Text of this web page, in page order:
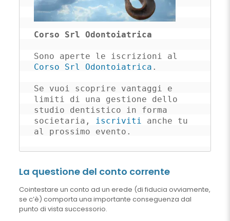
Corso Srl Odontoiatrica
Corso Srl Odontoiatrica .
Se vuoi scoprire vantaggi e
limiti di una gestione dello
studio dentistico in forma
societaria, iscriviti anche tu
al prossimo evento.
La questione del conto corrente
Cointestare un conto ad un erede (di fiducia ovviamente,
se c’è) comporta una importante conseguenza dal
punto di vista successorio.